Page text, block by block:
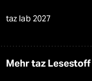
taz lab 2027
Mehr taz Lesestoff